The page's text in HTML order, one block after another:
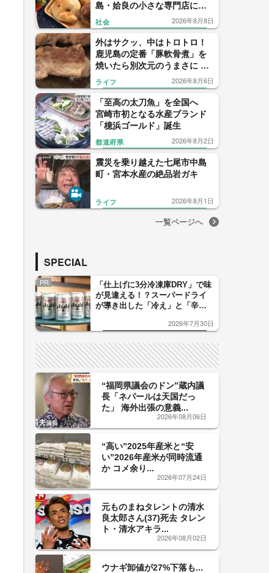
島・姶良の小さな専門店に
人々が集った理由
社会 2026年8月8日
外はサクッ、中はトロトロ！
鹿児島の定番「豚軟骨煮」を
焼いたら別次元のうまさに 鹿
児島・曽於市の主婦が生んだ
「焼きなんこつ」が話題沸騰
ライフ 2026年8月6日
「至高の太刀魚」を全国へ
宮崎市初となる水産ブランド
「檍浜ゴールド」誕生
都道府県 2026年8月2日
震災を乗り越えた七尾市中島
町・宮本水産の絶品岩ガキ
ライフ 2026年8月1日
一覧ページへ
SPECIAL
PR
「仕上げに3分冷凍庫DRY」で味
が見違える！？スーパードライ
が導き出した「冷え」と「辛
した「辛口カーブ」が飲み頃の
2026年7月30日
“福岡県議会のドン”蔵内議
長「ネパールは天国だっ
た」 海外出張の意義...
2026年08月06日
“高い”2025年産米と“安
い”2026年産米が同時流通
か コメ余り...
2026年07月24日
元ものまねタレントの清水
良太郎さん(37)死去 タレン
ト・清水アキラ...
2026年08月02日
ウナギ卸値が27%下落も...